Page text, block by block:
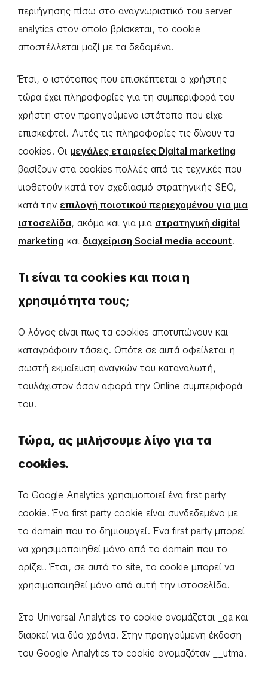
περιήγησης πίσω στο αναγνωριστικό του server
analytics στον οποίο βρίσκεται, το cookie
αποστέλλεται μαζί με τα δεδομένα.
Έτσι, ο ιστότοπος που επισκέπτεται ο χρήστης
τώρα έχει πληροφορίες για τη συμπεριφορά του
χρήστη στον προηγούμενο ιστότοπο που είχε
επισκεφτεί. Αυτές τις πληροφορίες τις δίνουν τα
cookies. Οι μεγάλες εταιρείες Digital marketing
βασίζουν στα cookies πολλές από τις τεχνικές που
υιοθετούν κατά τον σχεδιασμό στρατηγικής SEO,
κατά την επιλογή ποιοτικού περιεχομένου για μια
ιστοσελίδα, ακόμα και για μια στρατηγική digital
marketing και διαχείριση Social media account.
Τι είναι τα cookies και ποια η
χρησιμότητα τους;
Ο λόγος είναι πως τα cookies αποτυπώνουν και
καταγράφουν τάσεις. Οπότε σε αυτά οφείλεται η
σωστή εκμαίευση αναγκών του καταναλωτή,
τουλάχιστον όσον αφορά την Online συμπεριφορά
του.
Τώρα, ας μιλήσουμε λίγο για τα
cookies.
Το Google Analytics χρησιμοποιεί ένα first party
cookie. Ένα first party cookie είναι συνδεδεμένο με
το domain που το δημιουργεί. Ένα first party μπορεί
να χρησιμοποιηθεί μόνο από το domain που το
ορίζει. Έτσι, σε αυτό το site, το cookie μπορεί να
χρησιμοποιηθεί μόνο από αυτή την ιστοσελίδα.
Στο Universal Analytics το cookie ονομάζεται _ga και
διαρκεί για δύο χρόνια. Στην προηγούμενη έκδοση
του Google Analytics το cookie ονομαζόταν __utma.